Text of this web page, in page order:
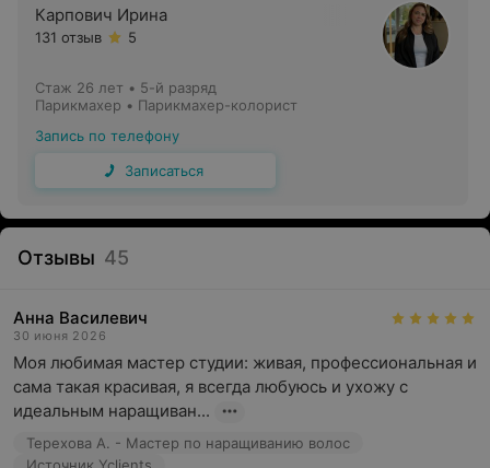
Карпович Ирина
131 отзыв 5
Стаж 26 лет • 5-й разряд
Парикмахер • Парикмахер-колорист
Запись по телефону
Записаться
Отзывы 45
Анна Василевич
30 июня 2026
Моя любимая мастер студии: живая, профессиональная и
сама такая красивая, я всегда любуюсь и ухожу с
идеальным наращиван...
Терехова А. - Мастер по наращиванию волос